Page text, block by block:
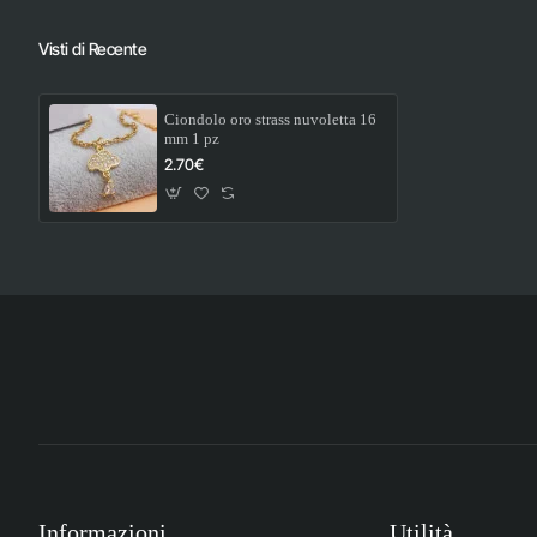
Visti di Recente
Ciondolo oro strass nuvoletta 16
mm 1 pz
2.70€